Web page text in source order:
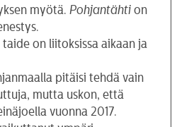
myötä. Pohjantähti on
taide on liitoksissa aikaan ja
pitäisi tehdä vain
mutta uskon, että
vuonna 2017.